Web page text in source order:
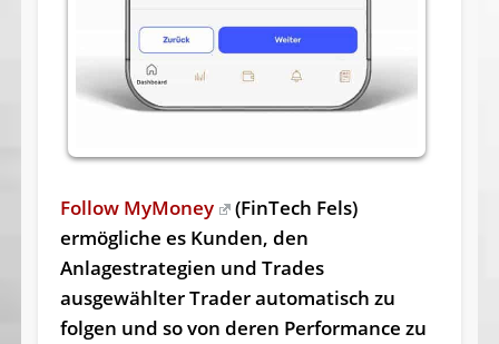
Follow MyMoney
(FinTech Fels)
ermögliche es Kunden, den
Anlagestrategien und Trades
ausgewählter Trader automatisch zu
folgen und so von deren Per­for­mance zu